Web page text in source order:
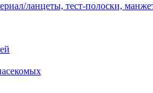
ланцеты, тест-полоски,